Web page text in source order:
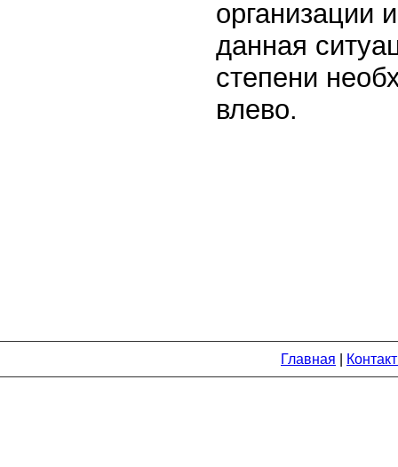
организации
данная
степени
влево.
Главная